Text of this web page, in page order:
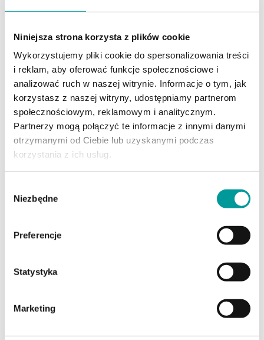
Niniejsza strona korzysta z plików cookie
Wykorzystujemy pliki cookie do spersonalizowania treści
i reklam, aby oferować funkcje społecznościowe i
analizować ruch w naszej witrynie. Informacje o tym, jak
korzystasz z naszej witryny, udostępniamy partnerom
społecznościowym, reklamowym i analitycznym.
Partnerzy mogą połączyć te informacje z innymi danymi
otrzymanymi od Ciebie lub uzyskanymi podczas
korzystania z ich usług.
zgody
Niezbędne
Preferencje
Statystyka
Marketing
Krok 7.
Wróć do aplikacji, a następnie kliknij
Wczytaj Podpisany Plik